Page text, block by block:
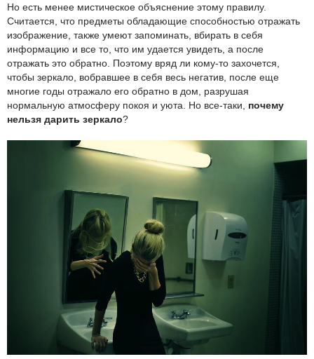
Но есть менее мистическое объяснение этому правилу.
Считается, что предметы обладающие способностью отражать
изображение, также умеют запоминать, вбирать в себя
информацию и все то, что им удается увидеть, а после
отражать это обратно. Поэтому вряд ли кому-то захочется,
чтобы зеркало, вобравшее в себя весь негатив, после еще
многие годы отражало его обратно в дом, разрушая
нормальную атмосферу покоя и уюта. Но все-таки, почему
нельзя дарить зеркало?